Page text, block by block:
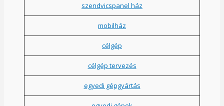
szendvicspanel ház
mobilház
célgép
célgép tervezés
egyedi gépgyártás